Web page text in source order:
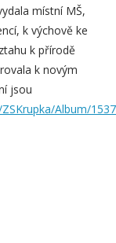
místní MŠ,
k výchově ke
k přírodě
k novým
jsou
Album/